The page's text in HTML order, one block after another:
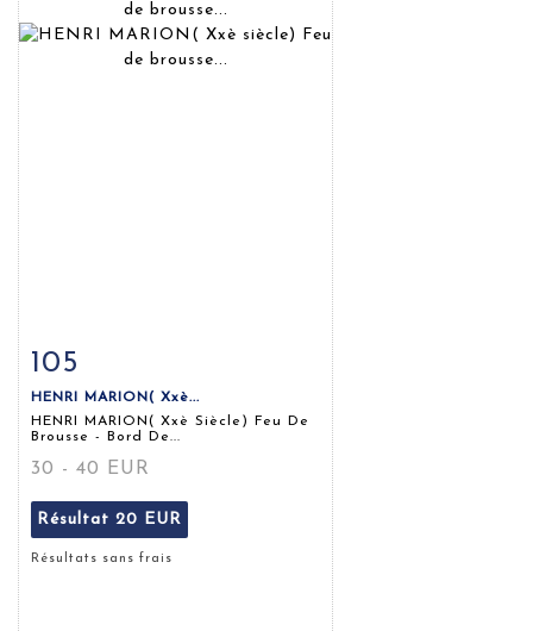
Fiche détaillée
105
HENRI MARION( Xxè...
HENRI MARION( Xxè Siècle) Feu De
Brousse - Bord De...
30 - 40 EUR
Résultat 20 EUR
Résultats sans frais